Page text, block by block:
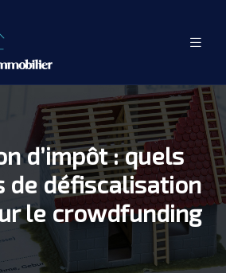
d’impôt : quels
de défiscalisation
le crowdfunding